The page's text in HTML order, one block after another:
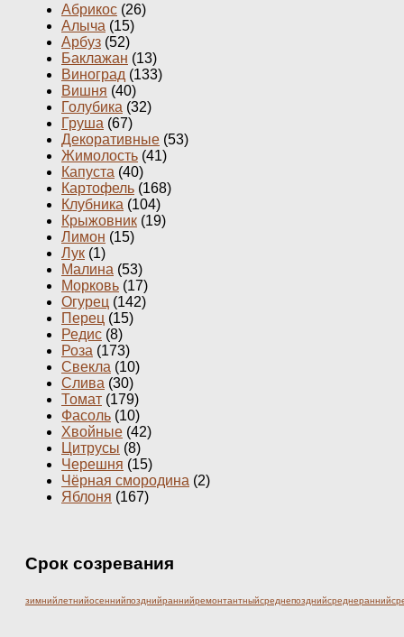
Абрикос (26)
Алыча (15)
Арбуз (52)
Баклажан (13)
Виноград (133)
Вишня (40)
Голубика (32)
Груша (67)
Декоративные (53)
Жимолость (41)
Капуста (40)
Картофель (168)
Клубника (104)
Крыжовник (19)
Лимон (15)
Лук (1)
Малина (53)
Морковь (17)
Огурец (142)
Перец (15)
Редис (8)
Роза (173)
Свекла (10)
Слива (30)
Томат (179)
Фасоль (10)
Хвойные (42)
Цитрусы (8)
Черешня (15)
Чёрная смородина (2)
Яблоня (167)
Срок созревания
зимнийлетнийосеннийпозднийраннийремонтантныйсреднепозднийсреднеранний